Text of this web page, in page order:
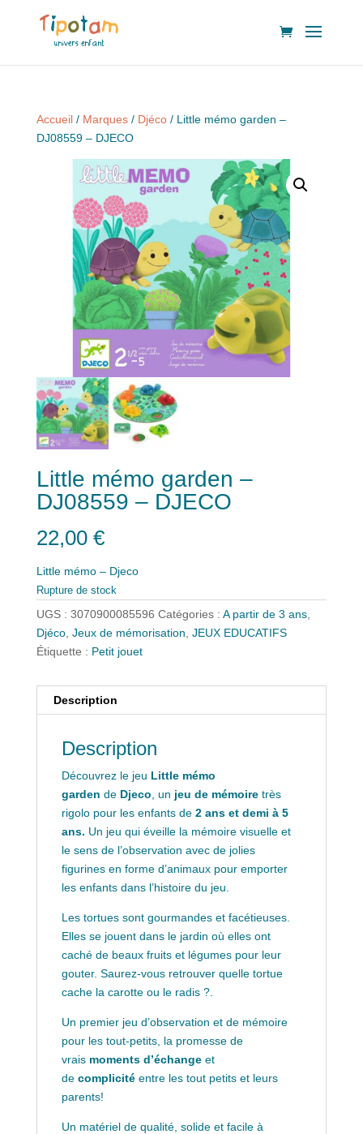
Accueil/ Marques/ Djéco/ Little mémo garden –
DJ08559 – DJECO
Little mémo garden –
DJ08559 – DJECO
22,00 €
Little mémo – Djeco
Rupture de stock
UGS : 3070900085596 Catégories : A partir de 3 ans,
Djéco, Jeux de mémorisation JEUX EDUCATIFS
Étiquette : Petit jouet
Description
Description
Découvrez le jeu Little mémo
garden deDjeco , un jeu de mémoiretrès
rigolo pour les enfants de2 ans et demi à 5
ans. Un jeu qui éveille la mémoire visuelle et
le sens de l’observation avec de jolies
figurines en forme d’animaux pour emporter
les enfants dans l’histoire du jeu.
Les tortues sont gourmandes et facétieuses.
Elles se jouent dans le jardin où elles ont
caché de beaux fruits et légumes pour leur
gouter. Saurez-vous retrouver quelle tortue
cache la carotte ou le radis ?.
Un premier jeu d’observation et de mémoire
pour les tout-petits, la promesse de
vrais moments d’échangeet
de complicitéentre les tout petits et leurs
parents!
Un matériel de qualité, solide et facile à